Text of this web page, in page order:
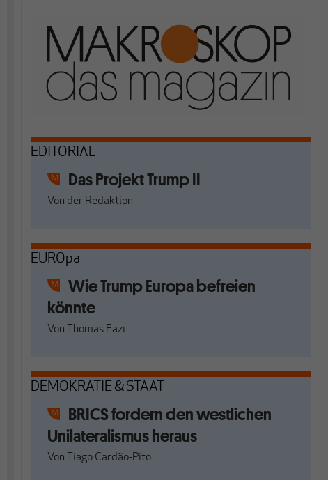
EDITORIAL
Das Projekt Trump II
Von der Redaktion
EUROpa
Wie Trump Europa befreien
könnte
Von Thomas Fazi
DEMOKRATIE & STAAT
BRICS fordern den westlichen
Unilateralismus heraus
Von Tiago Cardão-Pito